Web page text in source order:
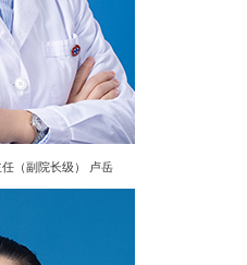
（副院长级） 卢岳